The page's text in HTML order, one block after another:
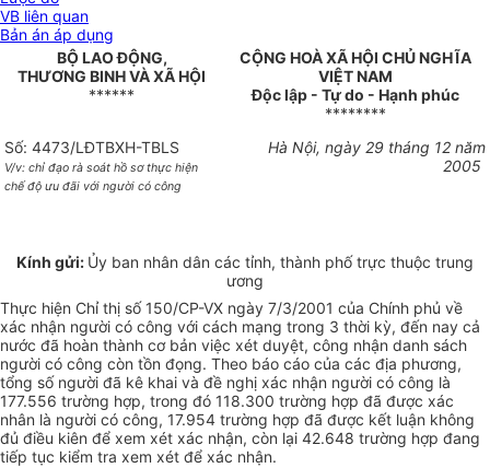
VB liên quan
Bản án áp dụng
BỘ LAO ĐỘNG,
THƯƠNG BINH VÀ XÃ HỘI
******
CỘNG HOÀ XÃ HỘI CHỦ NGHĨA
VIỆT NAM
Độc lập - Tự do - Hạnh phúc
********
Số: 4473/LĐTBXH-TBLS
V/v: chỉ đạo rà soát hồ sơ thực hiện
chế độ ưu đãi với người có công
Hà Nội, ngày 29 tháng 12 năm
2005
Kính gửi: Ủy ban nhân dân các tỉnh, thành phố trực thuộc trung
ương
Thực hiện Chỉ thị số 150/CP-VX ngày 7/3/2001 của Chính phủ về
xác nhận người có công với cách mạng trong 3 thời kỳ, đến nay cả
nước đã hoàn thành cơ bản việc xét duyệt, công nhận danh sách
người có công còn tồn đọng. Theo báo cáo của các địa phương,
tổng số người đã kê khai và đề nghị xác nhận người có công là
177.556 trường hợp, trong đó 118.300 trường hợp đã được xác
nhân là người có công, 17.954 trường hợp đã được kết luận không
đủ điều kiên để xem xét xác nhận, còn lại 42.648 trường hợp đang
tiếp tục kiểm tra xem xét để xác nhận.